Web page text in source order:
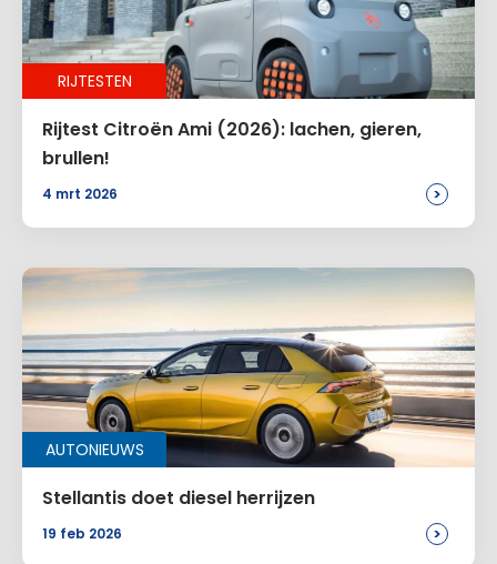
Naam*
E-mail*
Site
Voeg een reactie toe
Alternative:
RIJTESTEN
Rijtest Citroën Ami (2026): lachen, gieren,
brullen!
4 mrt 2026 >
AUTONIEUWS
Stellantis doet diesel herrijzen
19 feb 2026 >